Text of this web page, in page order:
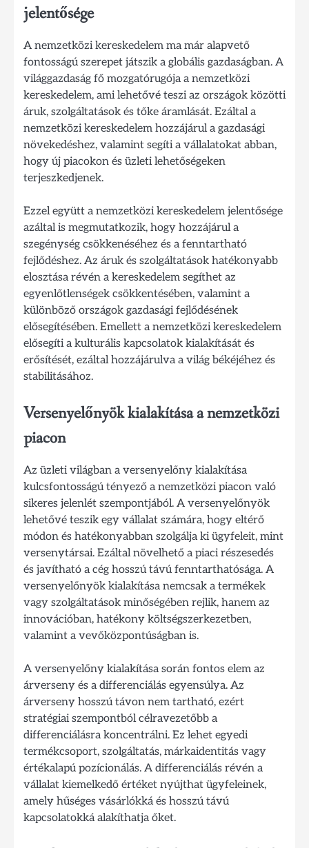
jelentősége
A nemzetközi kereskedelem ma már alapvető
fontosságú szerepet játszik a globális gazdaságban. A
világgazdaság fő mozgatórugója a nemzetközi
kereskedelem, ami lehetővé teszi az országok közötti
áruk, szolgáltatások és tőke áramlását. Ezáltal a
nemzetközi kereskedelem hozzájárul a gazdasági
növekedéshez, valamint segíti a vállalatokat abban,
hogy új piacokon és üzleti lehetőségeken
terjeszkedjenek.
Ezzel együtt a nemzetközi kereskedelem jelentősége
azáltal is megmutatkozik, hogy hozzájárul a
szegénység csökkenéséhez és a fenntartható
fejlődéshez. Az áruk és szolgáltatások hatékonyabb
elosztása révén a kereskedelem segíthet az
egyenlőtlenségek csökkentésében, valamint a
különböző országok gazdasági fejlődésének
elősegítésében. Emellett a nemzetközi kereskedelem
elősegíti a kulturális kapcsolatok kialakítását és
erősítését, ezáltal hozzájárulva a világ békéjéhez és
stabilitásához.
Versenyelőnyök kialakítása a nemzetközi
piacon
Az üzleti világban a versenyelőny kialakítása
kulcsfontosságú tényező a nemzetközi piacon való
sikeres jelenlét szempontjából. A versenyelőnyök
lehetővé teszik egy vállalat számára, hogy eltérő
módon és hatékonyabban szolgálja ki ügyfeleit, mint
versenytársai. Ezáltal növelhető a piaci részesedés
és javítható a cég hosszú távú fenntarthatósága. A
versenyelőnyök kialakítása nemcsak a termékek
vagy szolgáltatások minőségében rejlik, hanem az
innovációban, hatékony költségszerkezetben,
valamint a vevőközpontúságban is.
A versenyelőny kialakítása során fontos elem az
árverseny és a differenciálás egyensúlya. Az
árverseny hosszú távon nem tartható, ezért
stratégiai szempontból célravezetőbb a
differenciálásra koncentrálni. Ez lehet egyedi
termékcsoport, szolgáltatás, márkaidentitás vagy
értékalapú pozícionálás. A differenciálás révén a
vállalat kiemelkedő értéket nyújthat ügyfeleinek,
amely hűséges vásárlókká és hosszú távú
kapcsolatokká alakíthatja őket.